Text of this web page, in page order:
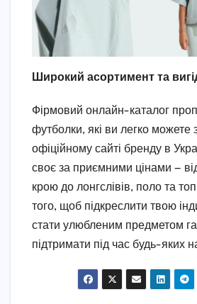
Широкий асортимент та
Фірмовий онлайн-каталог
футболки, які ви легко можете
офіційному сайті бренду в
своє за приємними цінами —
крою до лонгслівів, поло та
того, щоб підкреслити твою
стати улюбленим предметом
підтримати під час будь-яких